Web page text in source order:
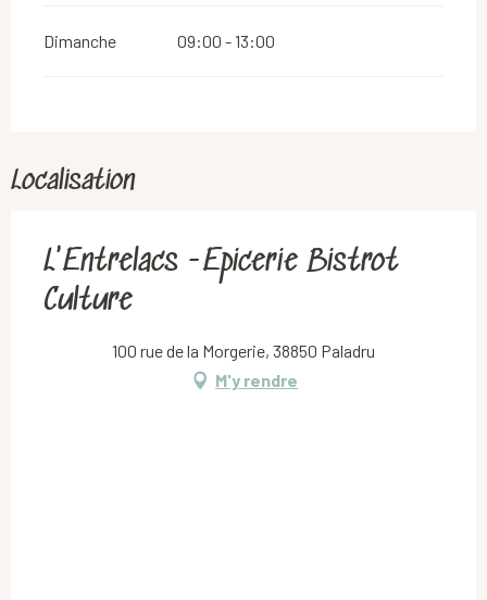
Dimanche 09:00 - 13:00
Localisation
L'Entrelacs -Epicerie Bistrot
Culture
100 rue de la Morgerie, 38850 Paladru
M'y rendre